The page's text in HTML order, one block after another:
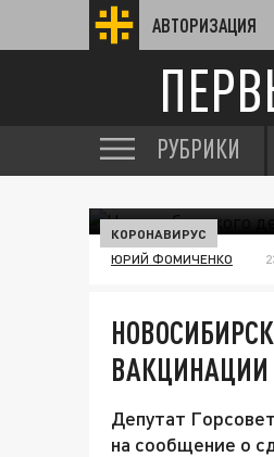
АВТОРИЗАЦИЯ
РУБРИКИ
КОРОНАВИРУС
ЮРИЙ ФОМИЧЕНКО
ВАКЦИНАЦИИ
Депутат
на сообщение о